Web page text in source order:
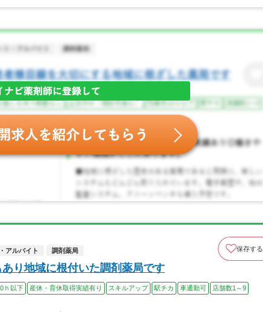
アルバイト 調剤薬局 保存する
り地域に根付いた調剤薬局です
ｈ以下 産休・育休取得実績有り スキルアップ 駅チカ 車通勤可
店舗数1～9